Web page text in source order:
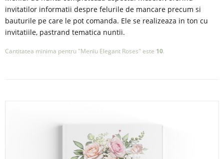
invitatilor informatii despre felurile de mancare precum si
bauturile pe care le pot comanda. Ele se realizeaza in ton cu
invitatiile, pastrand tematica nuntii.
Cantitatea minima pentru "Meniu Elegant Roses" este 10.